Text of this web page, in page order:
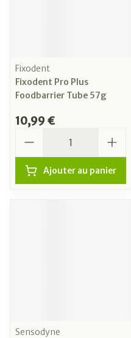
Fixodent
Fixodent Pro Plus
Foodbarrier Tube 57g
10,99 €
Ajouter au panier
Sensodyne